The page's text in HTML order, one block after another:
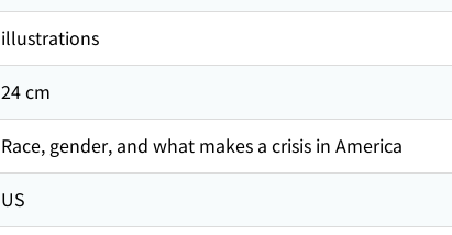
illustrations
24 cm
Race, gender, and what makes a crisis in America
US